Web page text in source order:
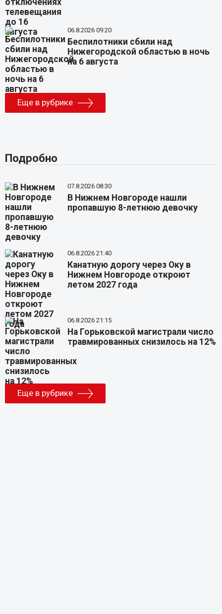
06.8.2026 09:20
Беспилотники сбили над
Нижегородской областью в ночь
на 6 августа
Еще в рубрике
Подробно
07.8.2026 08:30
В Нижнем Новгороде нашли
пропавшую 8-летнюю девочку
06.8.2026 21:40
Канатную дорогу через Оку в
Нижнем Новгороде откроют
летом 2027 года
06.8.2026 21:15
На Горьковской магистрали число
травмированных снизилось на 12%
Еще в рубрике